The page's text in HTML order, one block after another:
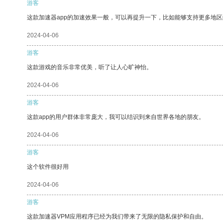
游客
这款加速器app的加速效果一般，可以再提升一下，比如能够支持更多地区
2024-04-06
游客
这款游戏的音乐非常优美，听了让人心旷神怡。
2024-04-06
游客
这款app的用户群体非常庞大，我可以结识到来自世界各地的朋友。
2024-04-06
游客
这个软件很好用
2024-04-06
游客
这款加速器VPM应用程序已经为我们带来了无限的隐私保护和自由。